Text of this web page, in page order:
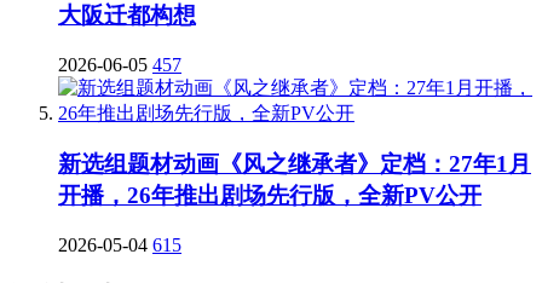
大阪迁都构想
2026-06-05 457
新选组题材动画《风之继承者》定档：27年1月
开播，26年推出剧场先行版，全新PV公开
2026-05-04 615